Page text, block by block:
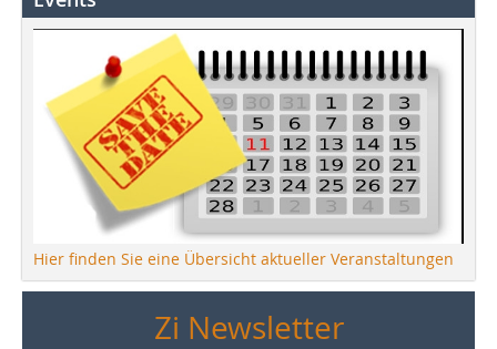
Hier finden Sie eine Übersicht aktueller Veranstaltungen
Zi Newsletter